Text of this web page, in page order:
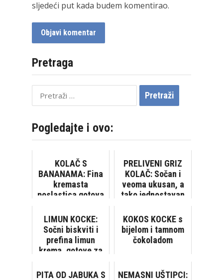
sljedeći put kada budem komentirao.
Pretraga
Pretraži:
Pogledajte i ovo:
KOLAČ S
BANANAMA: Fina
kremasta
poslastica gotova
pečenja
PRELIVENI GRIZ
KOLAČ: Sočan i
veoma ukusan, a
tako jednostavan
[VIDEO]
LIMUN KOCKE:
Sočni biskviti i
prefina limun
krema, gotove za
KOKOS KOCKE s
bijelom i tamnom
čokoladom
PITA OD JABUKA S NEMASNI UŠTIPCI: